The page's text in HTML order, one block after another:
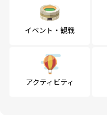
イベント・観戦
アクティビティ